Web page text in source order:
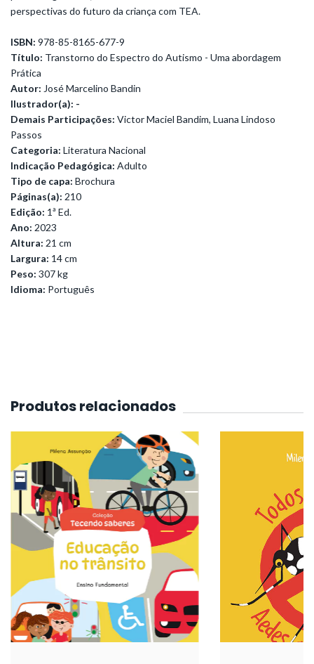
perspectivas do futuro da criança com TEA.
ISBN: 978-85-8165-677-9
Título: Transtorno do Espectro do Autismo - Uma abordagem
Prática
Autor: José Marcelino Bandin
Ilustrador(a): -
Demais Participações: Victor Maciel Bandim, Luana Lindoso
Passos
Categoria: Literatura Nacional
Indicação Pedagógica: Adulto
Tipo de capa: Brochura
Páginas(a): 210
Edição: 1ª Ed.
Ano: 2023
Altura: 21 cm
Largura: 14 cm
Peso: 307 kg
Idioma: Português
Produtos relacionados